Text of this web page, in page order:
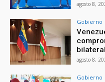
agosto 8,
Gobierno
bilateral
agosto 8,
Gobierno